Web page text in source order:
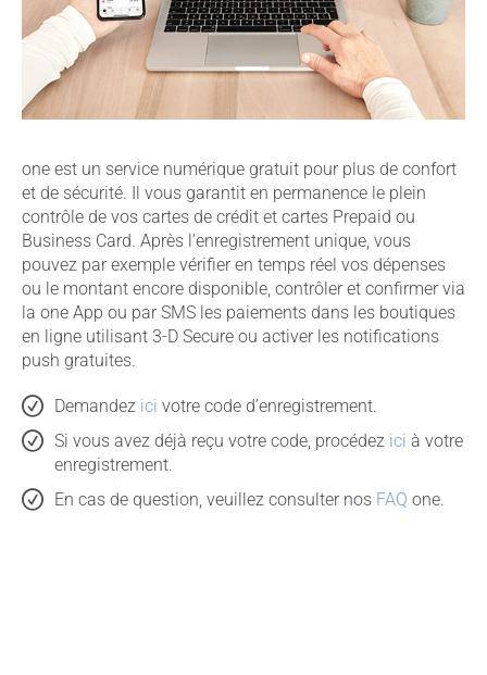
one est un service numérique gratuit pour plus de confort
et de sécurité. Il vous garantit en permanence le plein
contrôle de vos cartes de crédit et cartes Prepaid ou
Business Card. Après l’enregistrement unique, vous
pouvez par exemple vérifier en temps réel vos dépenses
ou le montant encore disponible, contrôler et confirmer via
la one App ou par SMS les paiements dans les boutiques
en ligne utilisant 3-D Secure ou activer les notifications
push gratuites.
Demandez ici votre code d’enregistrement.
Si vous avez déjà reçu votre code, procédez ici à votre
enregistrement.
En cas de question, veuillez consulter nos FAQ one.